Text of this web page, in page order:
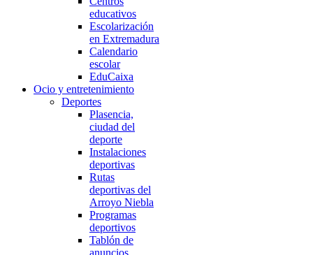
educativos
Escolarización
en Extremadura
Calendario
escolar
EduCaixa
Ocio y entretenimiento
Deportes
Plasencia,
ciudad del
deporte
Instalaciones
deportivas
Rutas
deportivas del
Arroyo Niebla
Programas
deportivos
Tablón de
anuncios